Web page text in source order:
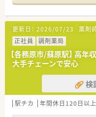
＼ 働く環境について
■人気クリニックの
■内科の処方箋をメイ
施設在宅の経験も積
処方箋は平均30枚/日
■地元の方を中心に、
アットホームな雰囲
■在宅未経験者でも、
＼ こんな会社です ／
■岐阜県各務原市に2
愛知県にもグループ
更新日： 2026/07/23 薬剤
正社員
調剤薬局
【各務原市/蘇原駅】 高
大手チェーンで安心
検
駅チカ 年間休日120日以上